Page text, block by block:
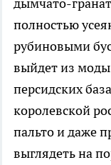
дымчато-
полностью
рубиновыми
выйдет из
персидских
королевской
пальто и даже
выглядеть на